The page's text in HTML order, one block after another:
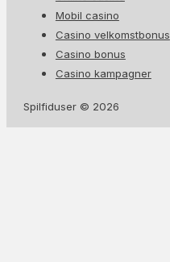
Mobil casino
Casino velkomstbonus
Casino bonus
Casino kampagner
Spilfiduser © 2026